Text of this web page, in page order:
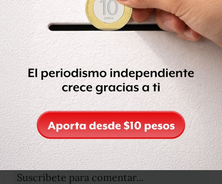
Compartir Leer después
Etiquetas:
CUMPLE LLOSA VARGAS
OCULTAR COMENTARIOS
Iniciar sesión Registrate
Suscribete para comentar...